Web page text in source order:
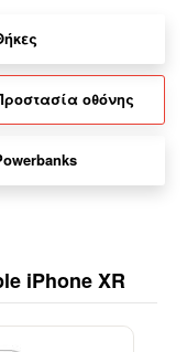
οθόνης
iPhone XR